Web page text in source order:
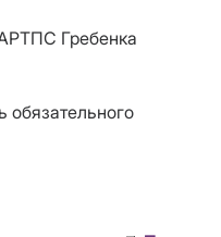
Гребенка
обязательного